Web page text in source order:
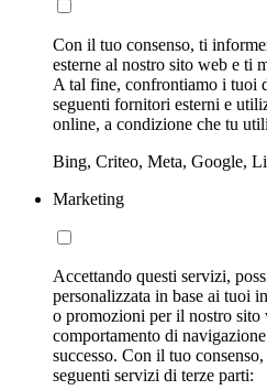
Con il tuo consenso, ti
esterne al nostro sito web e ti
A tal fine, confrontiamo i tuoi
seguenti fornitori esterni e
online, a condizione che tu
Bing, Criteo, Meta, Google,
Marketing
Accettando questi servizi,
personalizzata in base ai tuoi
o promozioni per il nostro sito
comportamento di
successo. Con il tuo
seguenti servizi di terze parti: